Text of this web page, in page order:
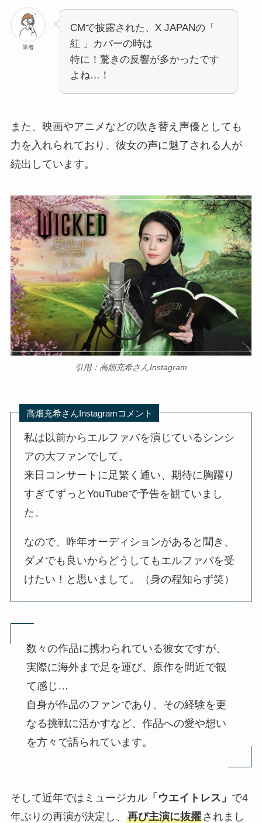
筆者
CMで披露された、X JAPANの「
紅 」カバーの時は
特に！驚きの反響が多かったです
よね…！
また、映画やアニメなどの吹き替え声優としても
力を入れられており、彼女の声に魅了される人が
続出しています。
引用：高畑充希さんInstagram
高畑充希さんInstagramコメント
私は以前からエルファバを演じているシンシ
アの大ファンでして。
来日コンサートに足繁く通い、期待に胸躍り
すぎてずっとYouTubeで予告を観ていまし
た。
なので、昨年オーディションがあると聞き、
ダメでも良いからどうしてもエルファバを受
けたい！と思いまして。（身の程知らず笑）
数々の作品に携わられている彼女ですが、
実際に海外まで足を運び、原作を間近で観
て感じ…
自身が作品のファンであり、その経験を更
なる挑戦に活かすなど、作品への愛や想い
を方々で語られています。
そして近年ではミュージカル「ウエイトレス」 で4
年ぶりの再演が決定し、 再び主演に抜擢されまし